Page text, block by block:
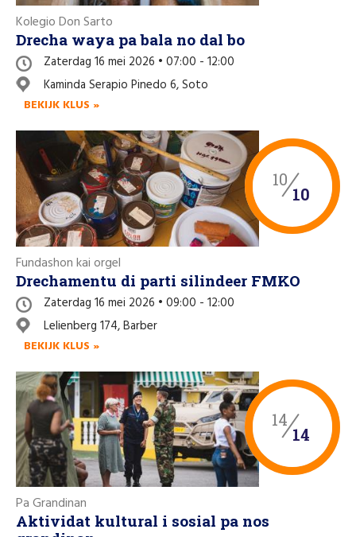
Kolegio Don Sarto
Drecha waya pa bala no dal bo
Zaterdag 16 mei 2026 • 07:00 - 12:00
Kaminda Serapio Pinedo 6, Soto
BEKIJK KLUS »
10
10
Fundashon kai orgel
Drechamentu di parti silindeer FMKO
Zaterdag 16 mei 2026 • 09:00 - 12:00
Lelienberg 174, Barber
BEKIJK KLUS »
14
14
Pa Grandinan
Aktividat kultural i sosial pa nos